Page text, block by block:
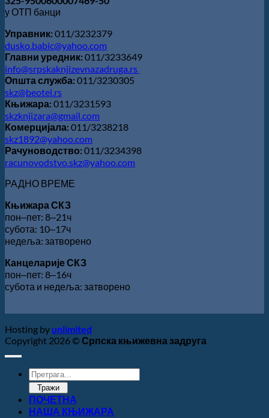
у ОТП банци
Управник:011/3232379
dusko.babic@yahoo.com
Главни уредник:011/3233649
info@srpskaknjizevnazadruga.rs
Општа служба:011/3230305
skz@beotel.rs
Књижара:011/3231593
skzknjizara@gmail.com
Комерцијала:011/3238218
skz1892@yahoo.com
Рачуноводство:011/3234398
racunovodstvo.skz@yahoo.com
РАДНО ВРЕМЕ
Књижара СКЗ
пон‒пет: 8‒21ч
субота: 10‒17ч
недеља: затворено
Канцеларије СКЗ
пон‒пет: 8‒16ч
субота и недеља: затворено
Hosting by unlimited
Copyright 2026 © Српска књижевна задруга
Products
search
Тражи
ПОЧЕТНА
НАША КЊИЖАРА